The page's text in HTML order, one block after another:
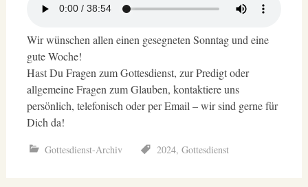
Wir wünschen allen einen gesegneten Sonntag und eine
gute Woche!
Hast Du Fragen zum Gottesdienst, zur Predigt oder
allgemeine Fragen zum Glauben, kontaktiere uns
persönlich, telefonisch oder per Email – wir sind gerne für
Dich da!
Gottesdienst-Archiv 2024, Gottesdienst